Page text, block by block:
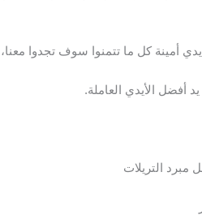
أمينة كل ما تتمنوا سوف تجدوا معنا،
أفضل الأيدي العاملة.
التریلات